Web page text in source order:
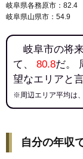
岐阜県各務原市：82.4
岐阜県山県市：54.9
岐阜市の将
て、 80.8だ。
望なエリアと
※周辺エリア平均は
自分の年収